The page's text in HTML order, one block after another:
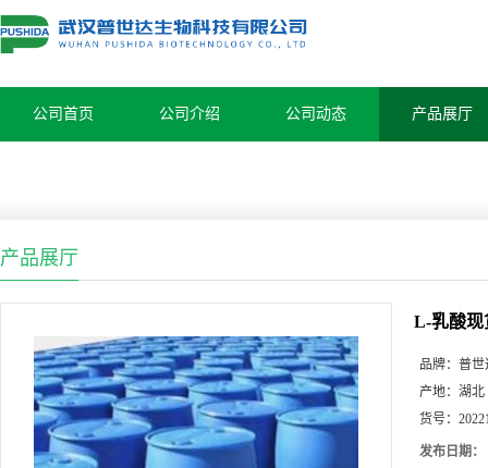
公司首页 公司介绍 公司动态 产品展厅
产品展厅
L-乳酸现
品牌： 普世
产地： 湖北
货号：
发布日期：